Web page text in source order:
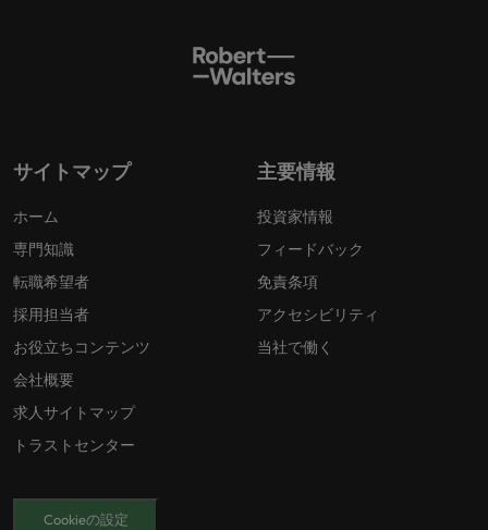
サイトマップ
ホーム
専門知識
転職希望者
採用担当者
お役立ちコンテンツ
会社概要
求人サイトマップ
トラストセンター
主要情報
投資家情報
フィードバック
免責条項
アクセシビリティ
当社で働く
Cookieの設定